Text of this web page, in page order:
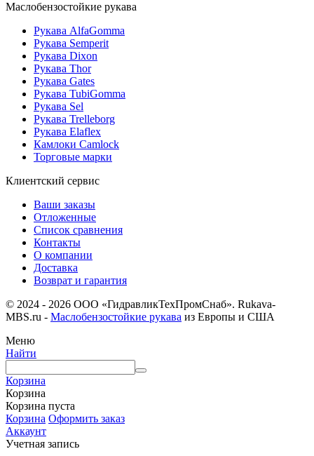
Маслобензостойкие рукава
Рукава AlfaGomma
Рукава Semperit
Рукава Dixon
Рукава Thor
Рукава Gates
Рукава TubiGomma
Рукава Sel
Рукава Trelleborg
Рукава Elaflex
Камлоки Camlock
Торговые марки
Клиентский сервис
Ваши заказы
Отложенные
Список сравнения
Контакты
О компании
Доставка
Возврат и гарантия
© 2024 - 2026 ООО «ГидравликТехПромСнаб». Rukava-
MBS.ru - Маслобензостойкие рукава из Европы и США
Меню
Найти
Корзина
Корзина
Корзина пуста
Корзина Оформить заказ
Аккаунт
Учетная запись